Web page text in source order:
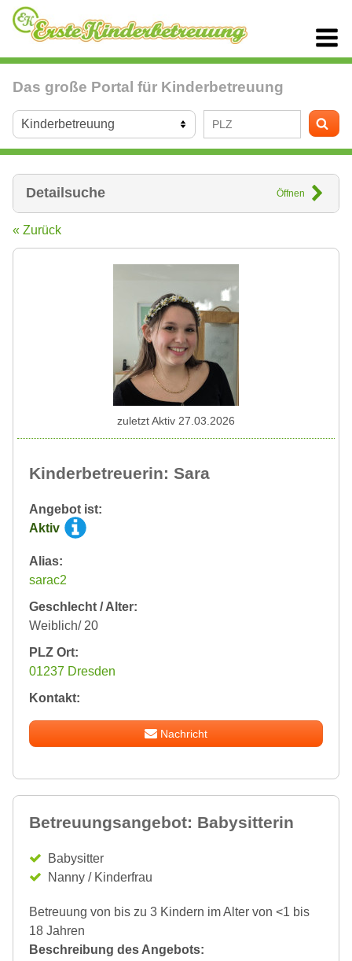
Das große Portal für Kinderbetreuung
Detailsuche Öffnen
« Zurück
Kinderbetreuerin: Sara
Angebot ist:
Aktiv
Alias:
sarac2
Geschlecht / Alter:
Weiblich/ 20
PLZ Ort:
01237 Dresden
Kontakt:
Nachricht
zuletzt Aktiv 27.03.2026
Betreuungsangebot: Babysitterin
Babysitter
Nanny / Kinderfrau
Betreuung von bis zu 3 Kindern im Alter von <1 bis
18 Jahren
Beschreibung des Angebots: